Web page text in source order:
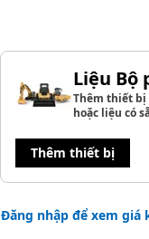
Liệu Bộ
Thêm thiết bị
hoặc liệu có
Thêm thiết bị
Đăng nhập để xem giá